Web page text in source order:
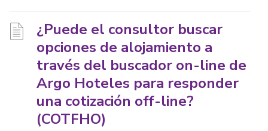
¿Puede el consultor buscar
opciones de alojamiento a
través del buscador on-line de
Argo Hoteles para responder
una cotización off-line?
(COTFHO)